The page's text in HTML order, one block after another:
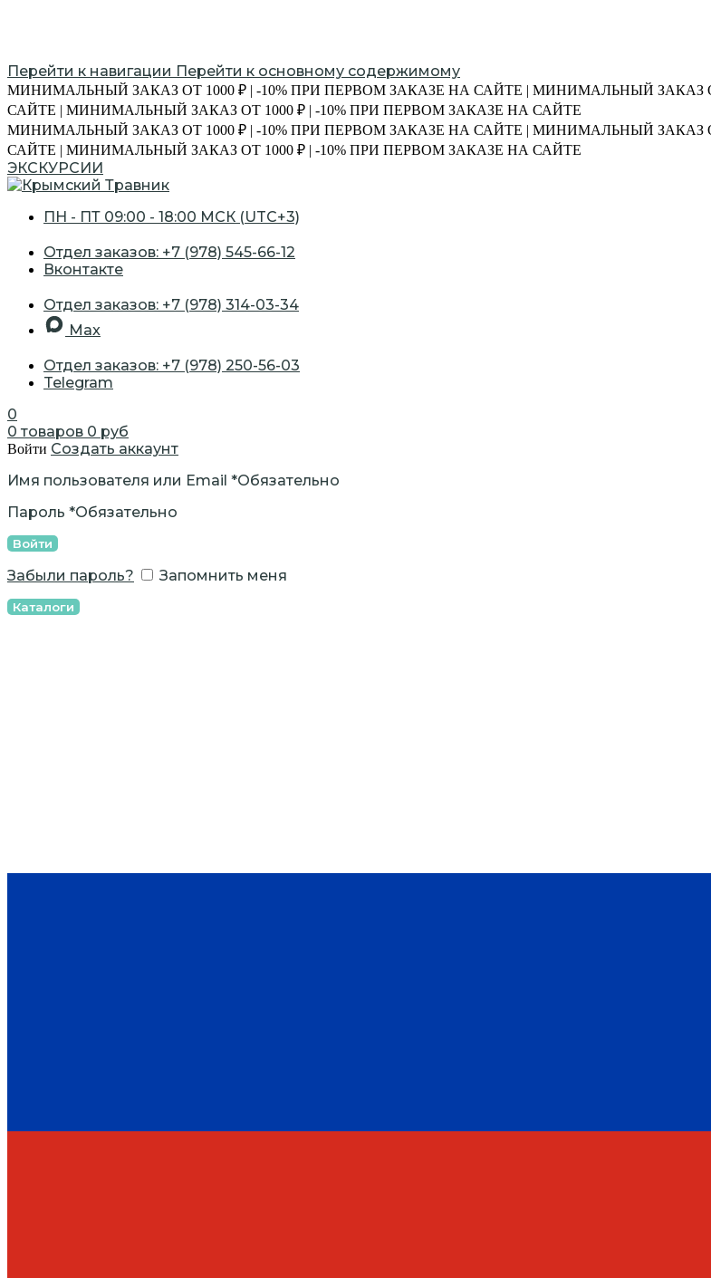
Перейти к навигации Перейти к основному содержимому
МИНИМАЛЬНЫЙ ЗАКАЗ ОТ 1000 ₽ | -10% ПРИ ПЕРВОМ ЗАКАЗЕ НА САЙТЕ | МИНИМАЛЬНЫЙ ЗАКАЗ
САЙТЕ | МИНИМАЛЬНЫЙ ЗАКАЗ ОТ 1000 ₽ | -10% ПРИ ПЕРВОМ ЗАКАЗЕ НА САЙТЕ
МИНИМАЛЬНЫЙ ЗАКАЗ ОТ 1000 ₽ | -10% ПРИ ПЕРВОМ ЗАКАЗЕ НА САЙТЕ | МИНИМАЛЬНЫЙ ЗАКАЗ
САЙТЕ | МИНИМАЛЬНЫЙ ЗАКАЗ ОТ 1000 ₽ | -10% ПРИ ПЕРВОМ ЗАКАЗЕ НА САЙТЕ
ЭКСКУРСИИ
ПН - ПТ 09:00 - 18:00 МСК (UTC+3)
Отдел заказов: +7 (978) 545-66-12
Вконтакте
Отдел заказов: +7 (978) 314-03-34
Max
Отдел заказов: +7 (978) 250-56-03
Telegram
0
0 товаров 0 руб
Войти Создать аккаунт
Имя пользователя или Email *Обязательно
Пароль *Обязательно
Войти
Забыли пароль? Запомнить меня
Каталоги